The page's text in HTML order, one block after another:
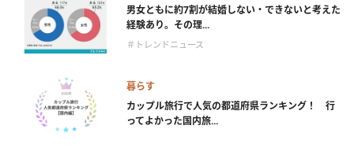
男女ともに約7割が結婚しない・できないと考えた
経験あり。その理...
＃トレンドニュース
暮らす
カップル旅行で人気の都道府県ランキング！ 行
ってよかった国内旅...